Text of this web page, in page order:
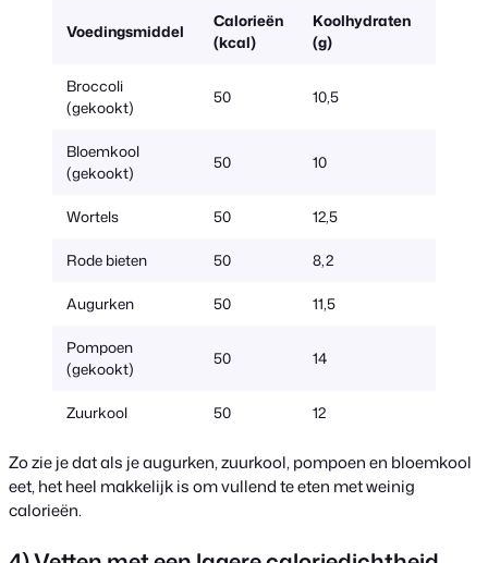
Voedingsmiddel
Calorieën
(kcal)
Koolhydraten
(g)
Broccoli
(gekookt)
50 10,5
Bloemkool
(gekookt)
50 10
Wortels 50 12,5
Rode bieten 50 8,2
Augurken 50 11,5
Pompoen
(gekookt)
50 14
Zuurkool 50 12
Zo zie je dat als je augurken, zuurkool, pompoen en bloemkool
eet, het heel makkelijk is om vullend te eten met weinig
calorieën.